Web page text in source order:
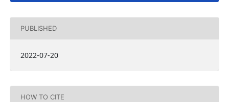
PUBLISHED
2022-07-20
HOW TO CITE